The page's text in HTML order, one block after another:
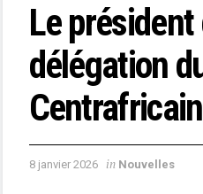
Le
délégation
Centrafricain
8 janvier 2026 in Nouvelles